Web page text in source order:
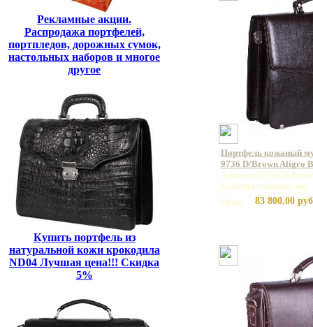
Рекламные акции.
Распродажа портфелей,
портпледов, дорожных сумок,
настольных наборов и многое
другое
Купить портфель из
натуральной кожи крокодила
ND04 Лучшая цена!!! Скидка
5%
Портфель кожаный
9736 D/Brown Aligro
Артикул: 9736 D/
Базовая единица: шт
Цена:
83 800,00